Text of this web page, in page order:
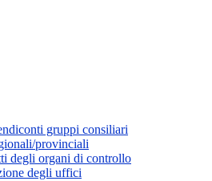
gruppi consiliari
provinciali
degli organi di controllo
degli uffici